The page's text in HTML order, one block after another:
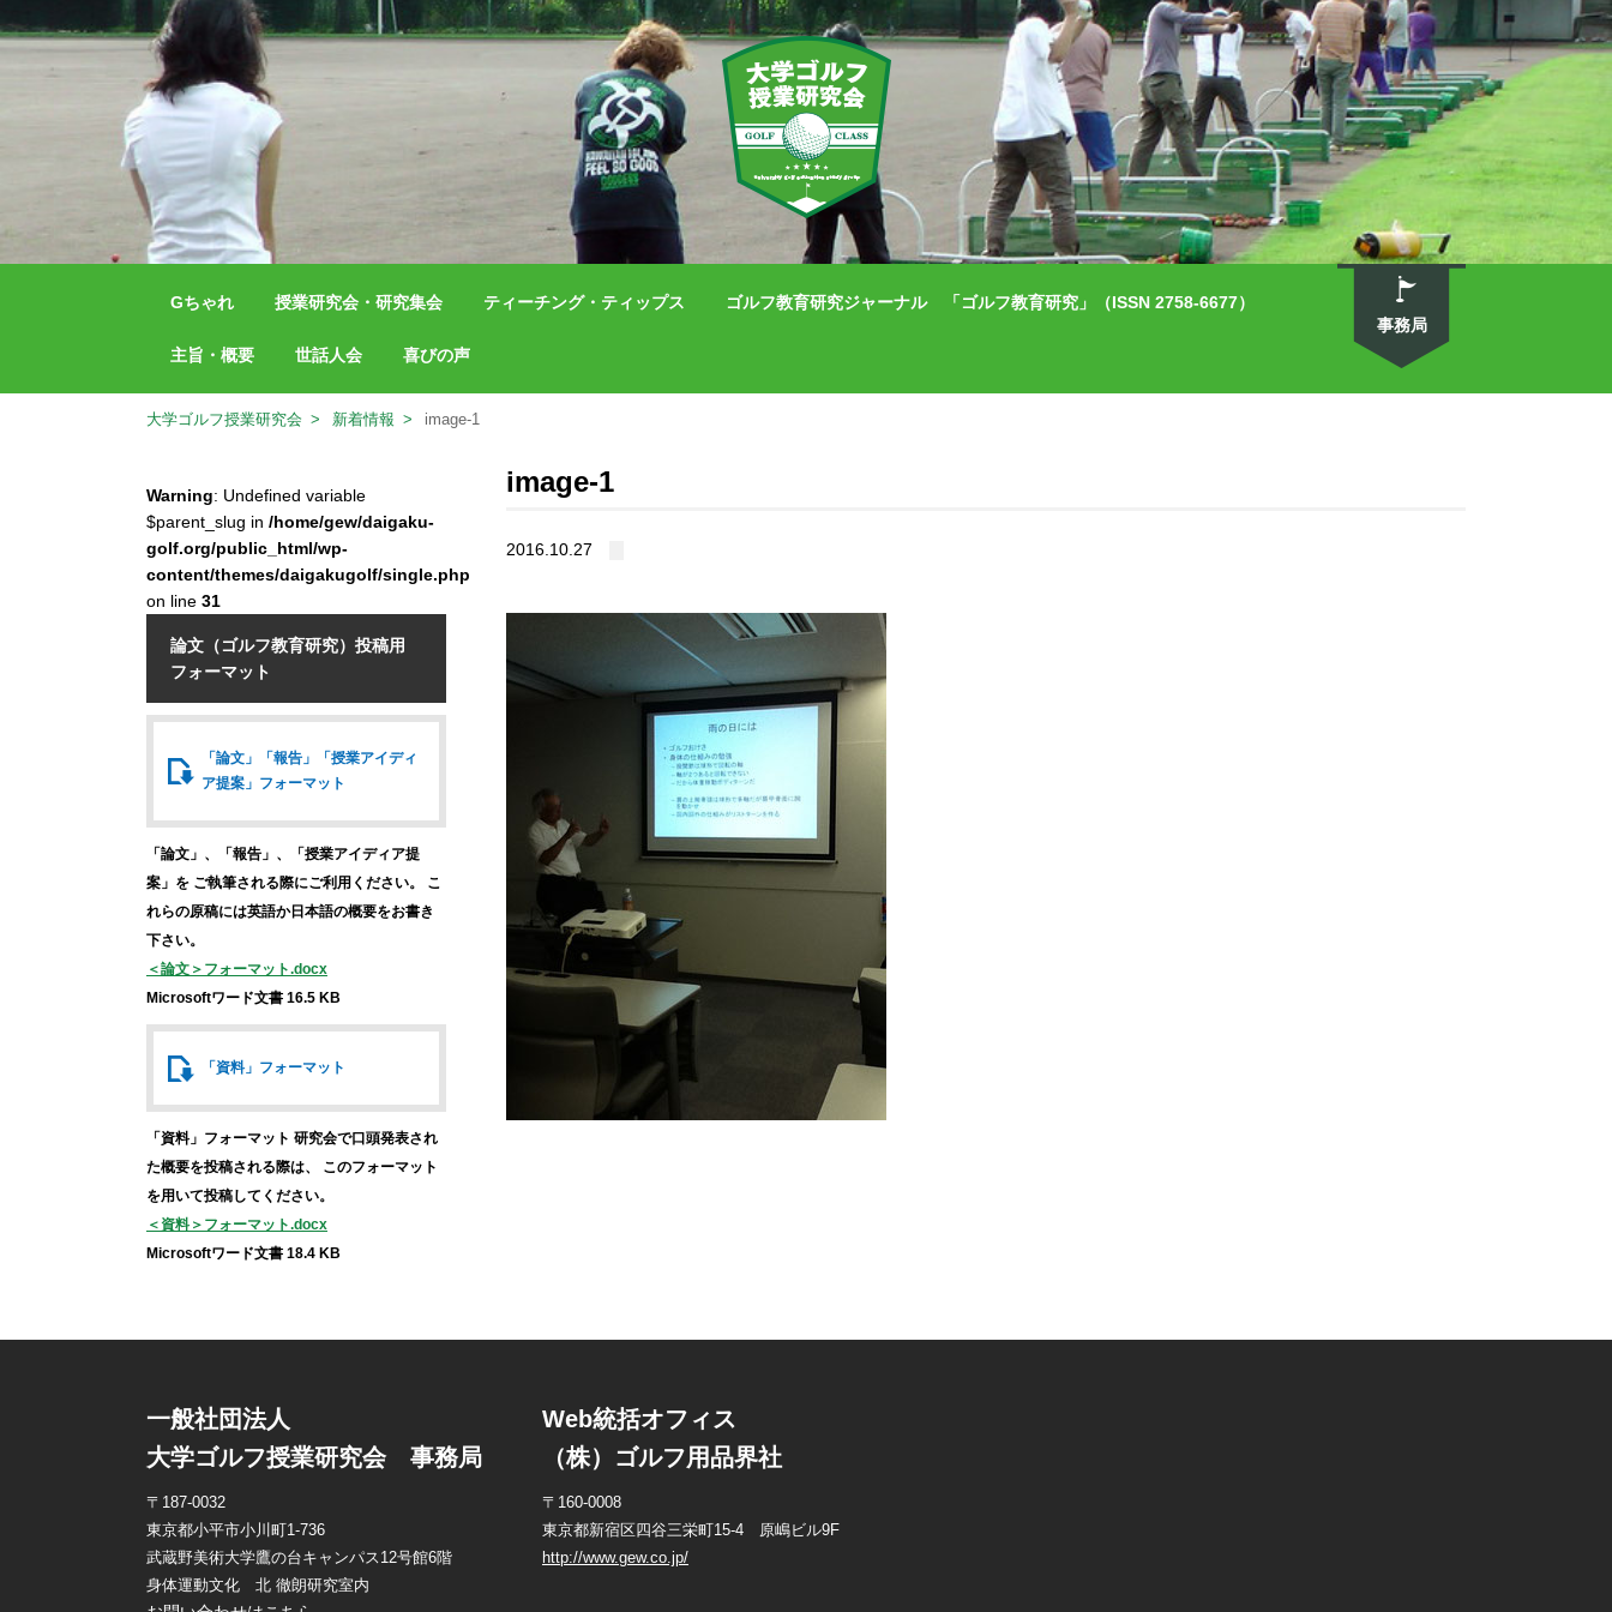
Gちゃれ 授業研究会・研究集会 ティーチング・ティップス ゴルフ教育研究ジャーナル 「ゴルフ教育研究」（ISSN 2758-6677）
主旨・概要 世話人会 喜びの声
事務局
大学ゴルフ授業研究会 新着情報 image-1
image-1
2016.10.27
Warning: Undefined variable
$parent_slug in /home/gew/daigaku-
golf.org/public_html/wp-
content/themes/daigakugolf/single.php
on line 31
論文（ゴルフ教育研究）投稿用
フォーマット
「論文」「報告」
「授業アイディ
ア提案」 フォーマット
「論文」、「報告」、「授業アイディア提
案」を ご執筆される際にご利用ください。
こ
れらの原稿には英語か日本語の概要をお書き
下さい。
＜論文＞フォーマット.docx
Microsoftワード文書 16.5 KB
「資料」 フォーマット
「資料」フォーマット 研究会で口頭発表され
た概要を投稿される際は、
このフォーマット
を用いて投稿してください。
＜資料＞フォーマット.docx
Microsoftワード文書 18.4 KB
一般社団法人
大学ゴルフ授業研究会 事務局
〒187-0032
東京都小平市小川町1-736
武蔵野美術大学鷹の台キャンパス12号館6階
身体運動文化 北 徹朗研究室内
Web統括オフィス
（株）ゴルフ用品界社
〒160-0008
東京都新宿区四谷三栄町15-4 原嶋ビル9F
http://www.gew.co.jp/